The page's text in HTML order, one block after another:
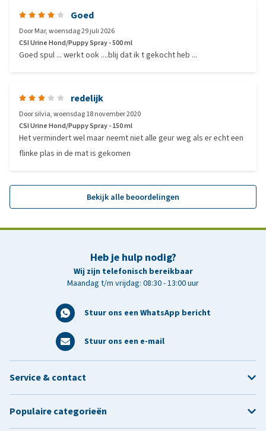
Goed
DoorMar,woensdag 29 juli 2026
CSI Urine Hond/Puppy Spray - 500 ml
Goed spul ... werkt ook ....blij dat ik t gekocht heb ...
redelijk
Doorsilvia,woensdag 18 november 2020
CSI Urine Hond/Puppy Spray - 150 ml
Het vermindert wel maar neemt niet alle geur weg als er echt een
flinke plas in de mat is gekomen
Bekijk alle beoordelingen
Heb je hulp nodig?
Wij zijn telefonisch bereikbaar
Maandag t/m vrijdag: 08:30 - 13:00 uur
Stuur ons een WhatsApp bericht
Stuur ons een e-mail
Service & contact
Populaire categorieën